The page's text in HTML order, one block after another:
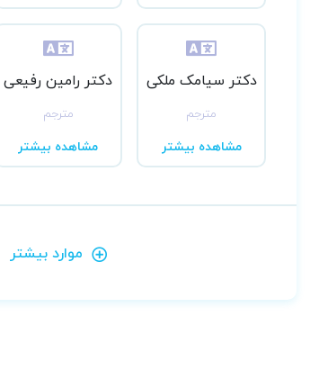
دکتر سیامک ملکی
مترجم
مشاهده بیشتر
دکتر رامین رفیعی
مترجم
مشاهده بیشتر
موارد بیشتر